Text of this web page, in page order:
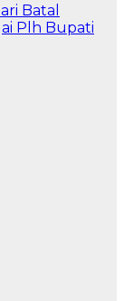
Batal
Plh Bupati